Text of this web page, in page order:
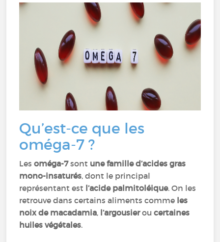
Qu’est-ce que les
oméga-7 ?
Lesoméga-7sont une famille d’acides gras
mono-insaturés, dont le principal
représentant est l’acide palmitoléique. On les
retrouve dans certains aliments comme les
noix de macadamia, l’argousieroucertaines
huiles végétales.